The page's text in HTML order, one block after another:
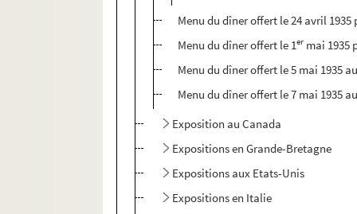
Menu du dîner offert le 24 avril
Menu du dîner offert le 1er mai 1935
Menu du dîner offert le 5 mai 1935
Menu du dîner offert le 7 mai 1935
Exposition au Canada
Expositions en Grande-Bretagne
Expositions aux Etats-Unis
Expositions en Italie